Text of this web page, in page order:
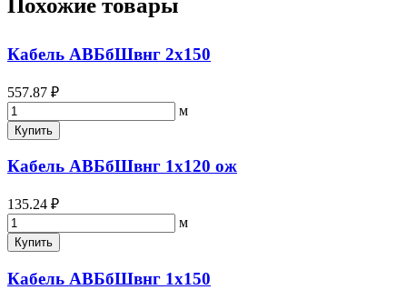
Кабель АВБбШвнг 2х150
557.87 ₽
м
Купить
Кабель АВБбШвнг 1х120 ож
135.24 ₽
м
Купить
Кабель АВБбШвнг 1х150